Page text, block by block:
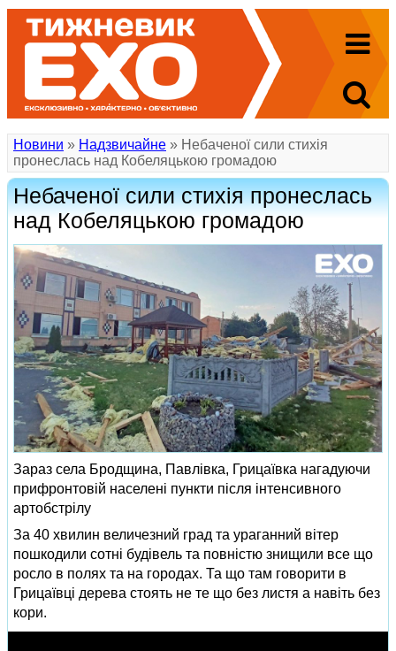
Новини » Надзвичайне » Небаченої сили стихія
пронеслась над Кобеляцькою громадою
Небаченої сили стихія пронеслась
над Кобеляцькою громадою
Зараз села Бродщина, Павлівка, Грицаївка нагадуючи
прифронтовій населені пункти після інтенсивного
артобстрілу
За 40 хвилин величезний град та ураганний вітер
пошкодили сотні будівель та повністю знищили все що
росло в полях та на городах. Та що там говорити в
Грицаївці дерева стоять не те що без листя а навіть без
кори.